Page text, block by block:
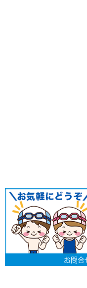
お問